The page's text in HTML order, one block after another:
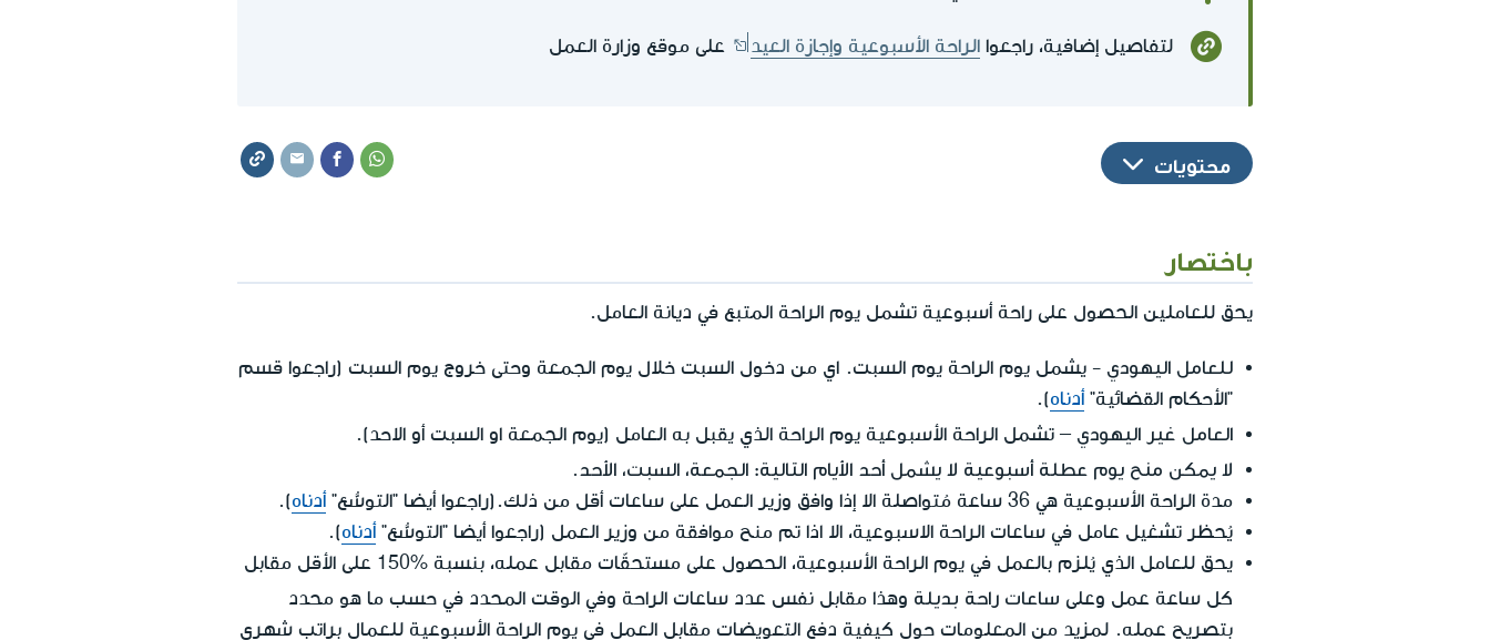
لتفاصيل إضافية، راجعوا الراحة الأسبوعية وإجازة العيد على موقع وزارة العمل
محتويات
باختصار
يحق للعاملين الحصول على راحة أسبوعية تشمل يوم الراحة المتبع في ديانة العامل.
للعامل اليهودي - يشمل يوم الراحة يوم السبت. اي من دخول السبت خلال يوم الجمعة وحتى خروج يوم السبت (راجعوا قسم
"الأحكام القضائية"أدناه).
العامل غير اليهودي – تشمل الراحة الأسبوعية يوم الراحة الذي يقبل به العامل (يوم الجمعة او السبت أو الاحد).
لا يمكن منح يوم عطلة أسبوعية لا يشمل أحد الأيام التالية: الجمعة، السبت، الأحد .
مدة الراحة الأسبوعية هي 36 ساعة مُتواصلة الا إذا وافق وزير العمل على ساعات أقل من ذلك.(راجعوا أيضا "التوسُّع"
أدناه).
يُحظر تشغيل عامل في ساعات الراحة الاسبوعية، الا اذا تم منح موافقة من وزير العمل (راجعوا أيضا "التوسُّع"أدناه).
يحق للعامل الذي يُلزم بالعمل في يوم الراحة الأسبوعية، الحصول على مستحقّات مقابل عمله، بنسبة %150 على الأقل مقابل
كل ساعة عمل وعلى ساعات راحة بديلة وهذا مقابل نفس عدد ساعات الراحة وفي الوقت المحدد في حسب ما هو محدد
بتصريح عمله. لمزيد من المعلومات حول كيفية دفع التعويضات مقابل العمل في يوم الراحة الأسبوعية للعمال براتب شهري